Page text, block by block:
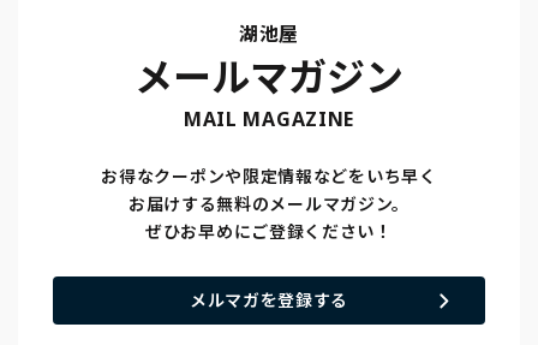
湖池屋
メールマガジン
MAIL MAGAZINE
お得なクーポンや限定情報などをいち早く
お届けする無料のメールマガジン。
ぜひお早めにご登録ください！
メルマガを登録する